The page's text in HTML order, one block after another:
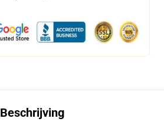
Beschrijving